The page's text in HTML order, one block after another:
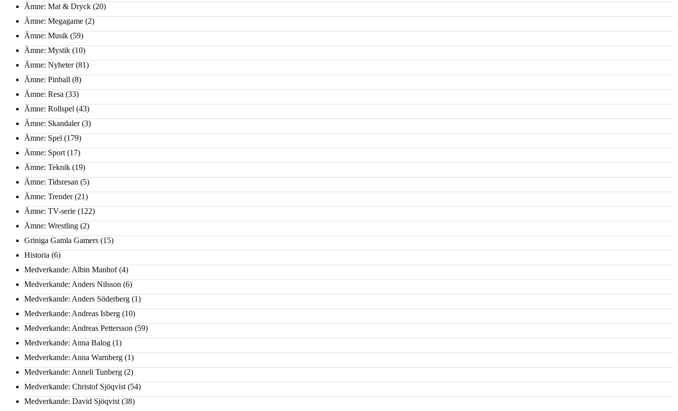
Ämne: Mat & Dryck (20)
Ämne: Megagame (2)
Ämne: Musik (59)
Ämne: Mystik (10)
Ämne: Nyheter(81)
Ämne: Pinball (8)
Ämne: Resa (33)
Ämne: Rollspel (43)
Ämne: Skandaler(3)
Ämne: Spel (179)
Ämne: Sport (17)
Ämne: Teknik (19)
Ämne: Tidsresan (5)
Ämne: Trender(21)
Ämne: TV-serie (122)
Ämne: Wrestling (2)
Griniga Gamla Gamers (15)
Historia (6)
Medverkande: Albin Manhof(4)
Medverkande: Anders Nilsson (6)
Medverkande: Anders Söderberg (1)
Medverkande: Andreas Isberg (10)
Medverkande: Andreas Pettersson (59)
Medverkande: Anna Balog (1)
Medverkande: Anna Warnberg (1)
Medverkande: Anneli Tunberg (2)
Medverkande: Christof Sjöqvist (54)
Medverkande: David Sjöqvist (38)